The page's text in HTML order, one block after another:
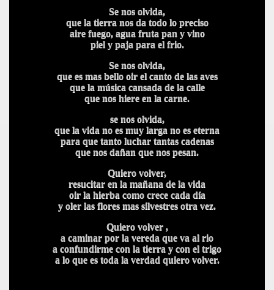
Se nos olvida,
que la tierra nos da todo lo preciso
aire fuego, agua fruta pan y vino
piel y paja para el frio.
Se nos olvida,
que es mas bello oir el canto de las aves
que la música cansada de la calle
que nos hiere en la carne.
se nos olvida,
que la vida no es muy larga no es eterna
para que tanto luchar tantas cadenas
que nos dañan que nos pesan.
Quiero volver,
resucitar en la mañana de la vida
oir la hierba como crece cada día
y oler las flores mas silvestres otra vez.
Quiero volver ,
a caminar por la vereda que va al rio
a confundirme con la tierra y con el trigo
a lo que es toda la verdad quiero volver.